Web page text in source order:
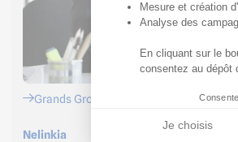
Grands Groupes
Nelinkia
Mesure et création
Analyse des
En cliquant sur le
consentez au dépôt
Je choisis